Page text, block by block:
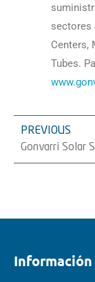
sectores
Centers,
Tubes.
PREVIOUS
Información